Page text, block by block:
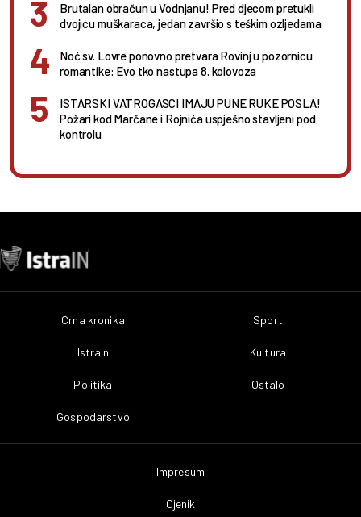
Brutalan obračun u Vodnjanu! Pred djecom pretukli
dvojicu muškaraca, jedan završio s teškim ozljedama
Noć sv. Lovre ponovno pretvara Rovinj u pozornicu
romantike: Evo tko nastupa 8. kolovoza
ISTARSKI VATROGASCI IMAJU PUNE RUKE POSLA!
Požari kod Marčane i Rojnića uspješno stavljeni pod
kontrolu
Crna kronika
IstraIn
Politika
Gospodarstvo
Sport
Kultura
Ostalo
Impresum
Cjenik